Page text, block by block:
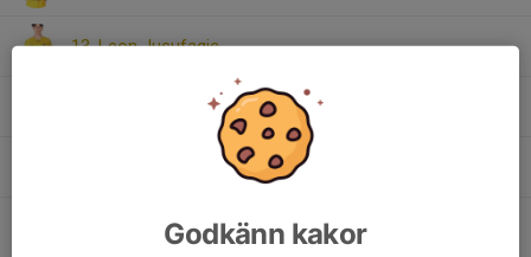
13. Leon Jusufagic
22. Lucas Källberg
32. Lukas FreiholtzGodkänn kakor